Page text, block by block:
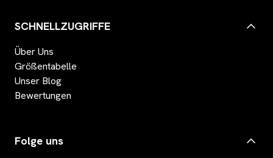
SCHNELLZUGRIFFE
Über Uns
Größentabelle
Unser Blog
Bewertungen
Folge uns